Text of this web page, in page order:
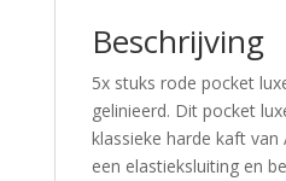
Beschrijving
5x stuks rode pocket
gelinieerd. Dit pocket
klassieke harde kaft
een elastieksluiting en